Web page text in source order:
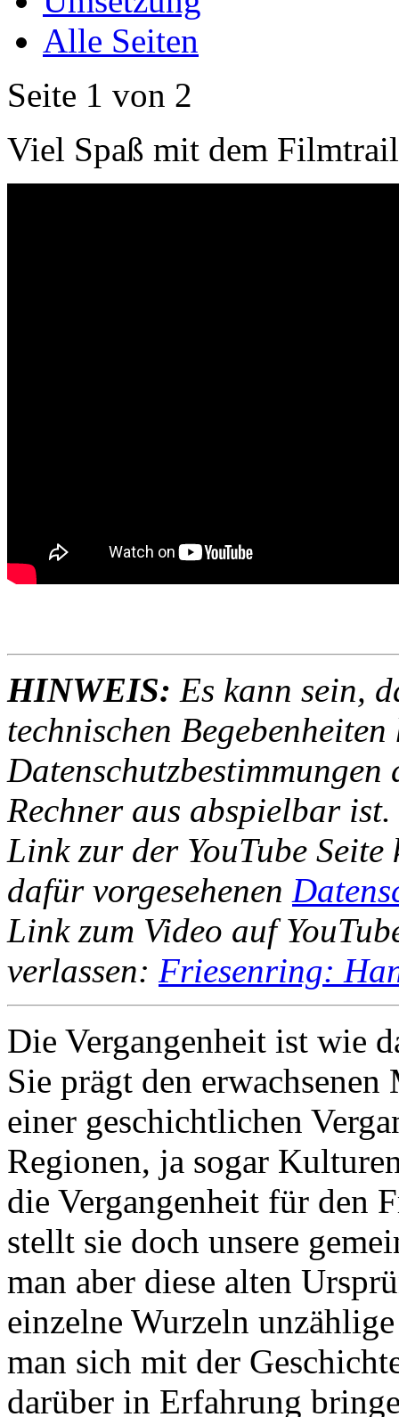
Alle Seiten
Seite 1 von 2
Viel Spaß mit dem
HINWEIS: Es kann sein,
technischen
Rechner aus abspielbar
Link zur der YouTube
dafür vorgesehenen
Link zum Video auf
verlassen: Friesenring:
Die Vergangenheit ist wie
Sie prägt den erwachsenen
einer geschichtlichen
Regionen, ja sogar
die Vergangenheit für den
stellt sie doch unsere
man aber diese alten
einzelne Wurzeln
man sich mit der
darüber in Erfahrung